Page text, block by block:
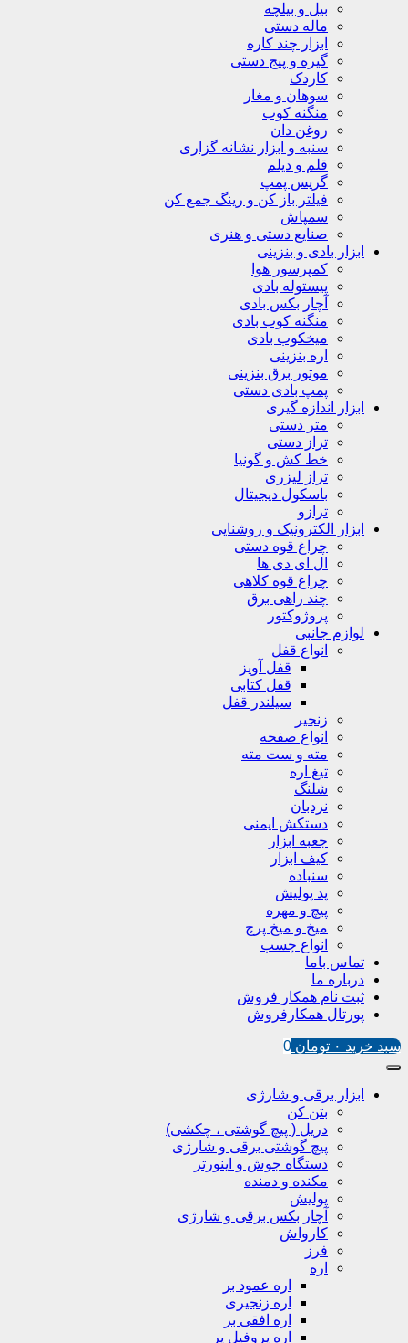
بیل و بیلچه
ماله دستی
ابزار چند کاره
گیره و پیج دستی
کاردک
سوهان و مغار
منگنه کوب
روغن دان
سنبه و ابزار نشانه گزاری
قلم و دیلم
گریس پمپ
فیلتر باز کن و رینگ جمع کن
سمپاش
صنایع دستی و هنری
ابزار بادی و بنزینی
کمپرسور هوا
پیستوله بادی
آچار بکس بادی
منگنه کوب بادی
میخکوب بادی
اره بنزینی
موتور برق بنزینی
پمپ بادی دستی
ابزار اندازه گیری
متر دستی
تراز دستی
خط کش و گونیا
تراز لیزری
باسکول دیجیتال
ترازو
ابزار الکترونیک و روشنایی
چراغ قوه دستی
ال ای دی ها
چراغ قوه کلاهی
چند راهی برق
پروژوکتور
لوازم جانبی
انواع قفل
قفل آویز
قفل کتابی
سیلندر قفل
زنجیر
انواع صفحه
مته و ست مته
تیغ اره
شلنگ
نردبان
دستکش ایمنی
جعبه ابزار
کیف ابزار
سنباده
پد پولیش
پیچ و مهره
میخ و میخ پرچ
انواع چسب
تماس باما
درباره ما
ثبت نام همکار فروش
پورتال همکارفروش
سبد خرید ۰ تومان 0
ابزار برقی و شارژی
بتن کن
دریل ( پیچ گوشتی ، چکشی)
پیچ گوشتی برقی و شارژی
دستگاه جوش و اینورتر
مکنده و دمنده
پولیش
آچار بکس برقی و شارژی
کارواش
فرز
اره
اره عمود بر
اره زنجیری
اره افقی بر
اره پروفیل پر